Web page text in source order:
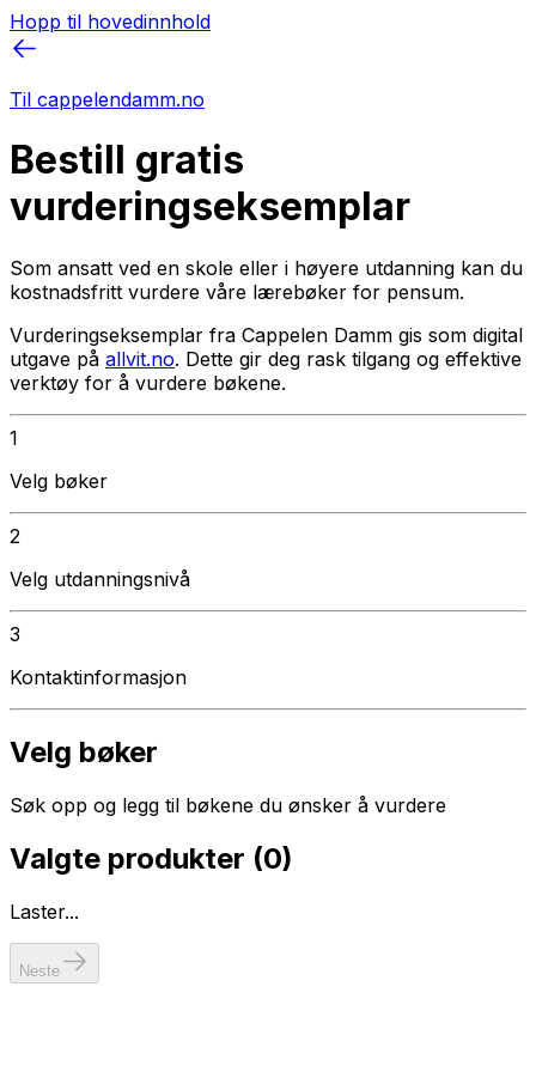
Hopp til hovedinnhold
Til cappelendamm.no
Bestill gratis
vurderingseksemplar
Som ansatt ved en skole eller i høyere utdanning kan du
kostnadsfritt vurdere våre lærebøker for pensum.
Vurderingseksemplar fra Cappelen Damm gis som digital
utgave på allvit.no. Dette gir deg rask tilgang og effektive
verktøy for å vurdere bøkene.
1
Velg bøker
2
Velg utdanningsnivå
3
Kontaktinformasjon
Velg bøker
Søk opp og legg til bøkene du ønsker å vurdere
Valgte produkter (0)
Laster...
Neste